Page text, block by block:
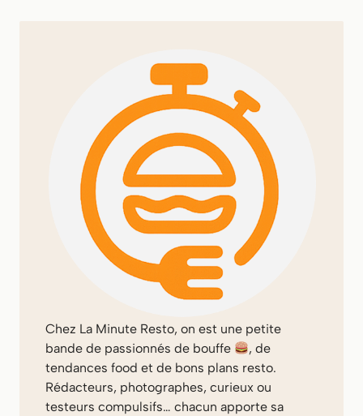
Chez La Minute Resto, on est une petite
bande de passionnés de bouffe
, de
tendances food et de bons plans resto.
Rédacteurs, photographes, curieux ou
testeurs compulsifs… chacun apporte sa